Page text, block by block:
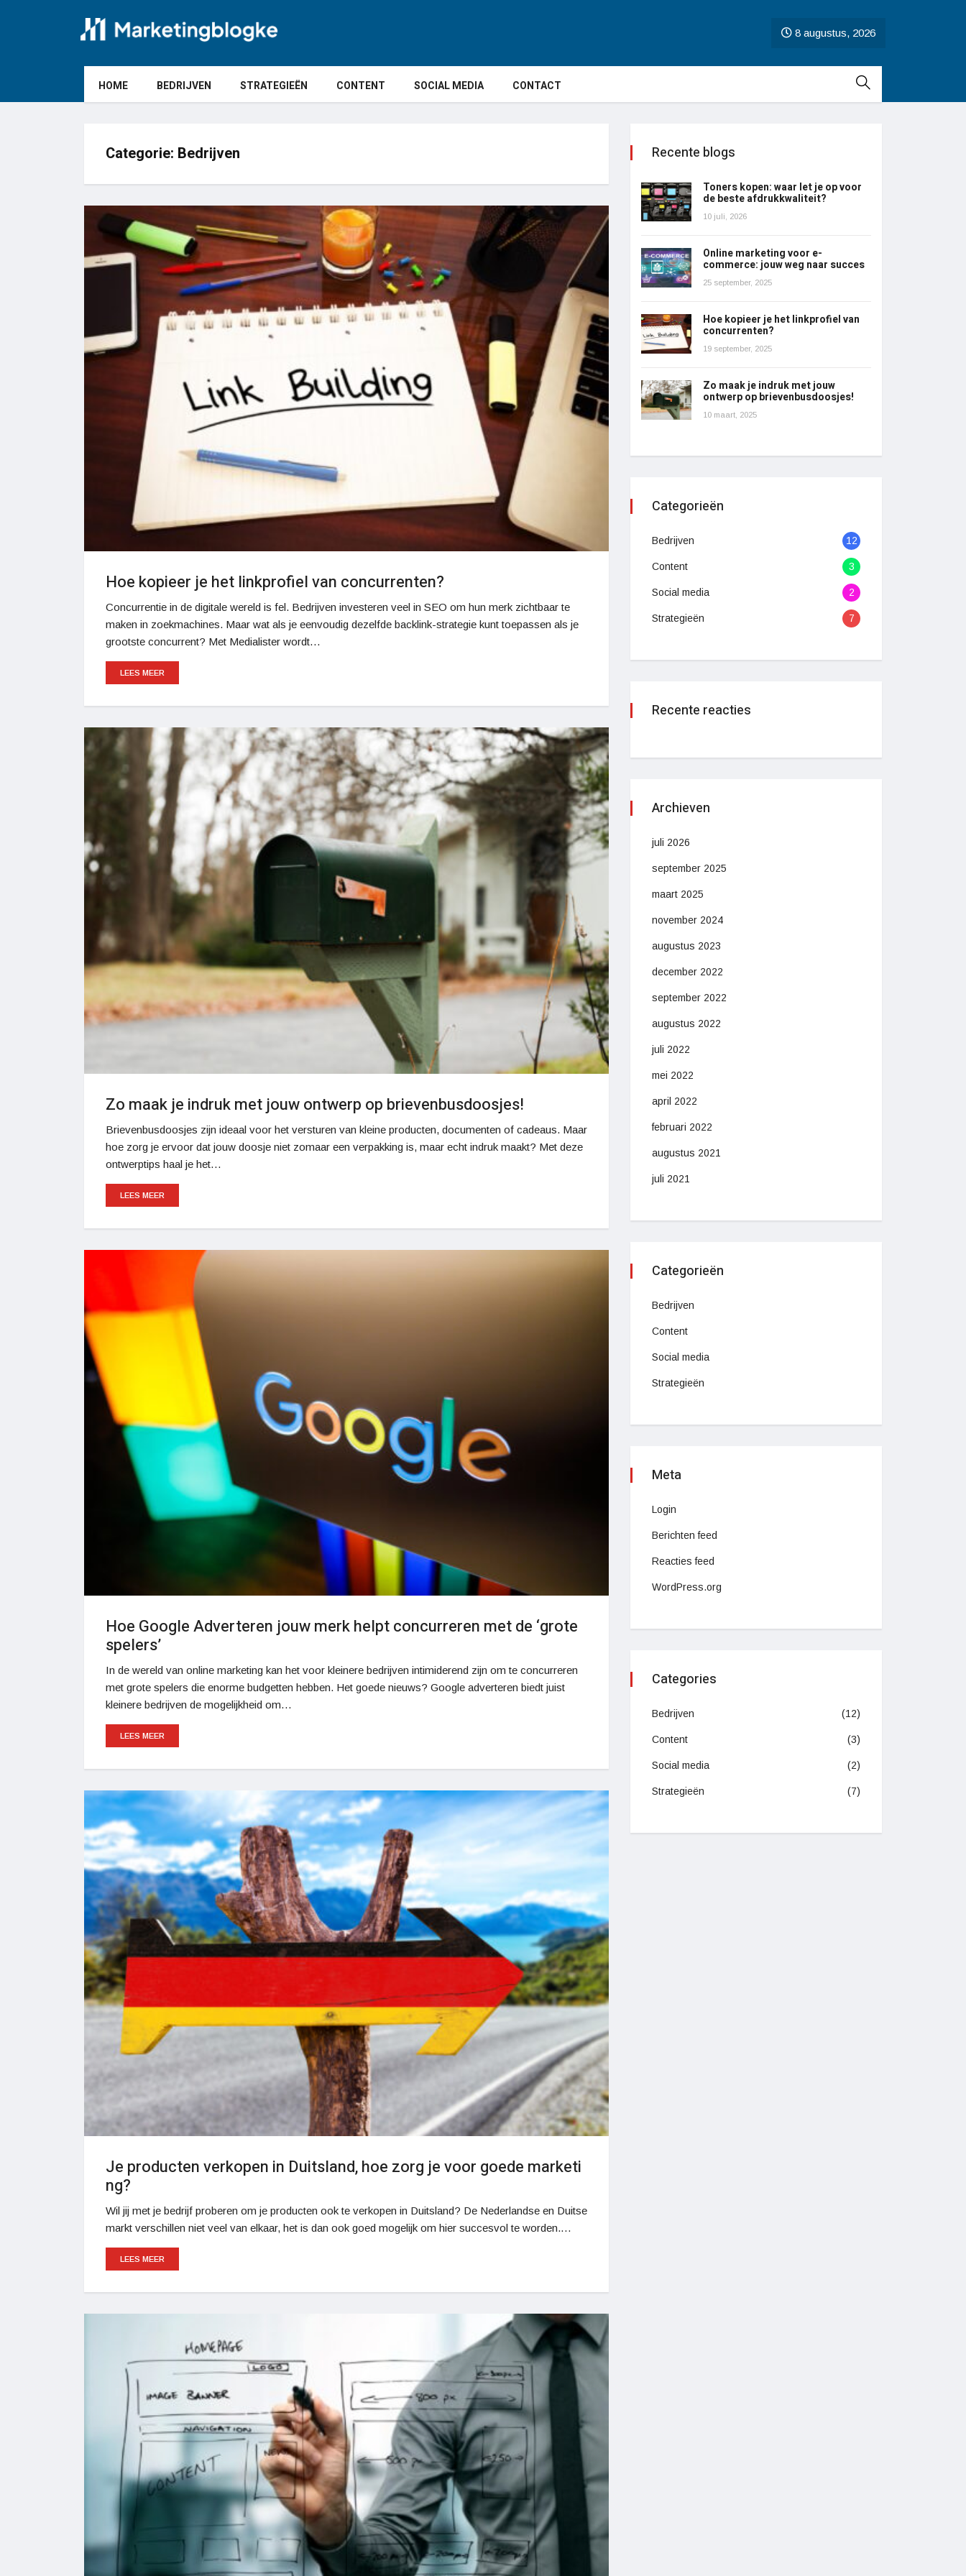
8 augustus, 2026
HOME BEDRIJVEN STRATEGIEËN CONTENT SOCIAL MEDIA CONTACT
Categorie: Bedrijven
Hoe kopieer je het linkprofiel van concurrenten?
Concurrentie in de digitale wereld is fel. Bedrijven investeren veel in SEO om hun merk zichtbaar te
maken in zoekmachines. Maar wat als je eenvoudig dezelfde backlink-strategie kunt toepassen als je
grootste concurrent? Met Medialister wordt…
LEES MEER
Zo maak je indruk met jouw ontwerp op brievenbusdoosjes!
Brievenbusdoosjes zijn ideaal voor het versturen van kleine producten, documenten of cadeaus. Maar
hoe zorg je ervoor dat jouw doosje niet zomaar een verpakking is, maar echt indruk maakt? Met deze
ontwerptips haal je het…
LEES MEER
Hoe Google Adverteren jouw merk helpt concurreren met de ‘grote
spelers’
In de wereld van online marketing kan het voor kleinere bedrijven intimiderend zijn om te concurreren
met grote spelers die enorme budgetten hebben. Het goede nieuws? Google adverteren biedt juist
kleinere bedrijven de mogelijkheid om…
LEES MEER
Je producten verkopen in Duitsland, hoe zorg je voor goede marketi
ng?
Wil jij met je bedrijf proberen om je producten ook te verkopen in Duitsland? De Nederlandse en Duitse
markt verschillen niet veel van elkaar, het is dan ook goed mogelijk om hier succesvol te worden.…
LEES MEER
Recente blogs
Toners kopen: waar let je op voor
de beste afdrukkwaliteit?
10 juli, 2026
Online marketing voor e-
commerce: jouw weg naar succes
25 september, 2025
Hoe kopieer je het linkprofiel van
concurrenten?
19 september, 2025
Zo maak je indruk met jouw
ontwerp op brievenbusdoosjes!
10 maart, 2025
Categorieën
Bedrijven 12
Content 3
Social media 2
Strategieën 7
Recente reacties
Archieven
juli 2026
september 2025
maart 2025
november 2024
augustus 2023
december 2022
september 2022
augustus 2022
juli 2022
mei 2022
april 2022
februari 2022
augustus 2021
juli 2021
Categorieën
Bedrijven
Content
Social media
Strategieën
Meta
Login
Berichten feed
Reacties feed
WordPress.org
Categories
Bedrijven (12)
Content (3)
Social media (2)
Strategieën (7)